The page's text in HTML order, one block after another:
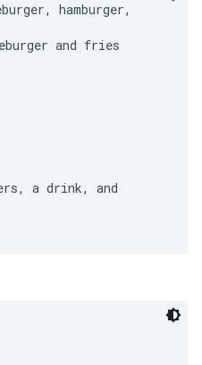
hamburger,
and fries
a drink, and